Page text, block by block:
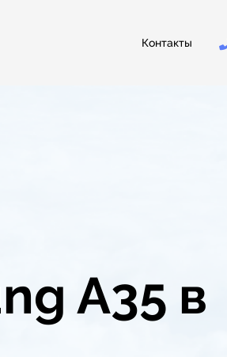
Контакты
A35 в